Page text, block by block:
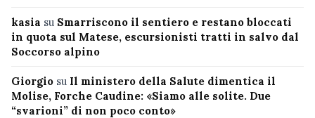
kasia su Smarriscono il sentiero e restano bloccati
in quota sul Matese, escursionisti tratti in salvo dal
Soccorso alpino
Giorgio su Il ministero della Salute dimentica il
Molise, Forche Caudine: «Siamo alle solite. Due
“svarioni” di non poco conto»